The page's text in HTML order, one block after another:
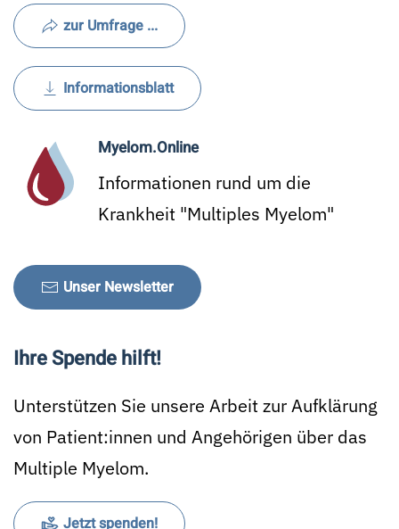
zur Umfrage ...
Informationsblatt
Myelom.Online
Informationen rund um die
Krankheit "Multiples Myelom"
Unser Newsletter
Ihre Spende hilft!
Unterstützen Sie unsere Arbeit zur Aufklärung
von Patient:innen und Angehörigen über das
Multiple Myelom.
Jetzt spenden!